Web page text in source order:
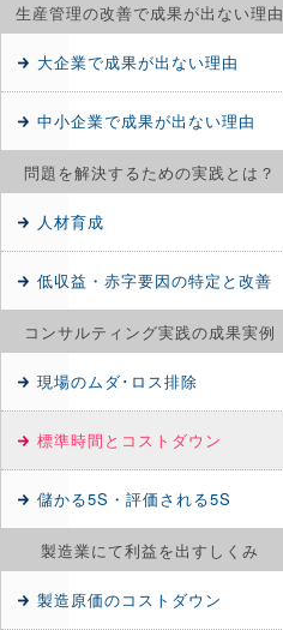
生産管理の改善で成果が出ない理由
大企業で成果が出ない理由
中小企業で成果が出ない理由
問題を解決するための実践とは？
人材育成
低収益・赤字要因の特定と改善
コンサルティング実践の成果実例
現場のムダ･ロス排除
標準時間とコストダウン
儲かる5S・評価される5S
製造業にて利益を出すしくみ
製造原価のコストダウン